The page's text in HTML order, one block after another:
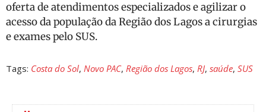
oferta de atendimentos especializados e agilizar o
acesso da população da Região dos Lagos a cirurgias
e exames pelo SUS.
Tags: Costa do Sol, Novo PAC, Região dos Lagos, RJ, saúde, SUS